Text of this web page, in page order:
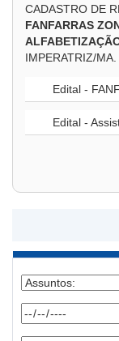
CADASTRO DE
FANFARRAS
IMPERATRIZ/MA.
Edital -
Edital -